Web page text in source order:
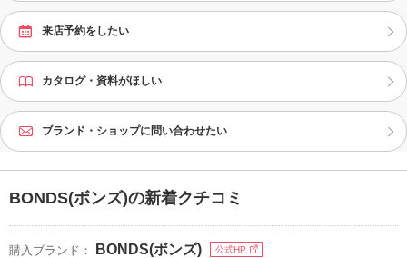
来店予約をしたい
カタログ・資料がほしい
ブランド・ショップに問い合わせたい
BONDS(ボンズ)の新着クチコミ
購入ブランド： BONDS(ボンズ) 公式HP